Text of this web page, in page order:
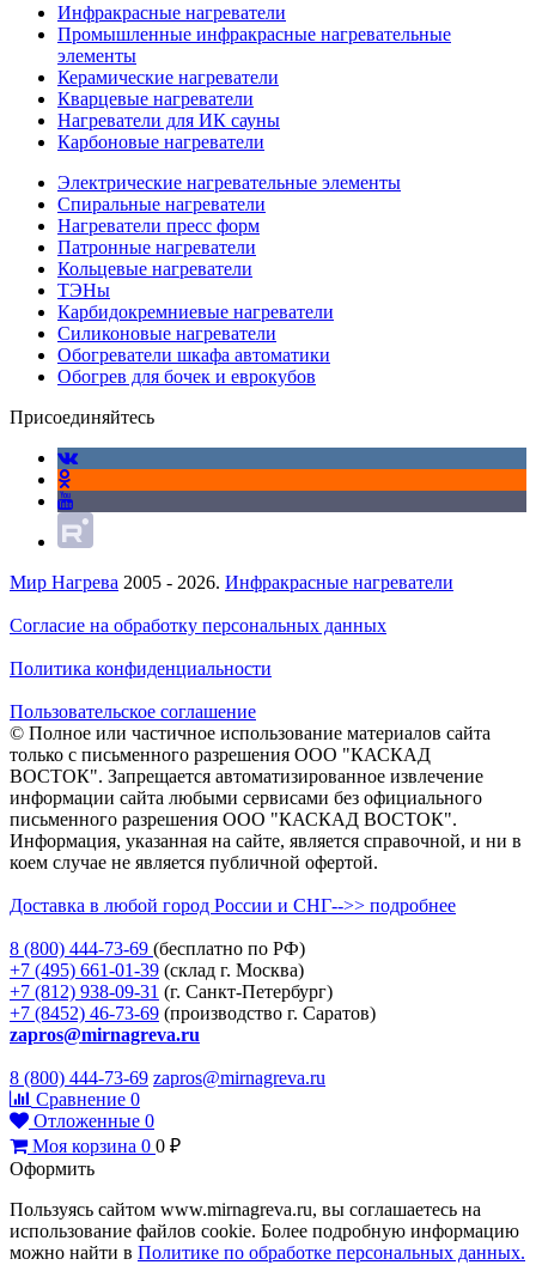
Инфракрасные нагреватели
Промышленные инфракрасные нагревательные
элементы
Керамические нагреватели
Кварцевые нагреватели
Нагреватели для ИК сауны
Карбоновые нагреватели
Электрические нагревательные элементы
Спиральные нагреватели
Нагреватели пресс форм
Патронные нагреватели
Кольцевые нагреватели
ТЭНы
Карбидокремниевые нагреватели
Силиконовые нагреватели
Обогреватели шкафа автоматики
Обогрев для бочек и еврокубов
Присоединяйтесь
Мир Нагрева 2005 - 2026. Инфракрасные нагреватели
Согласие на обработку персональных данных
Политика конфиденциальности
Пользовательское соглашение
© Полное или частичное использование материалов сайта
только с письменного разрешения ООО "КАСКАД
ВОСТОК". Запрещается автоматизированное извлечение
информации сайта любыми сервисами без официального
письменного разрешения ООО "КАСКАД ВОСТОК".
Информация, указанная на сайте, является справочной, и ни в
коем случае не является публичной офертой.
Доставка в любой город России и СНГ-->> подробнее
8 (800) 444-73-69 (бесплатно по РФ)
+7 (495) 661-01-39 (склад г. Москва)
+7 (812) 938-09-31 (г. Санкт-Петербург)
+7 (8452) 46-73-69 (производство г. Саратов)
zapros@mirnagreva.ru
8 (800) 444-73-69 zapros@mirnagreva.ru
Сравнение 0
Отложенные 0
Моя корзина 0 0 ₽
Оформить
Пользуясь сайтом www.mirnagreva.ru, вы соглашаетесь на
использование файлов cookie. Более подробную информацию
можно найти в Политике по обработке персональных данных.